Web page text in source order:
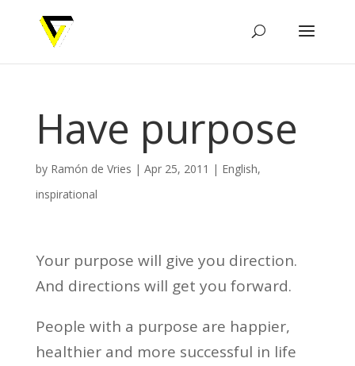
Have purpose
by Ramón de Vries | Apr 25, 2011 | English,
inspirational
Your purpose will give you direction.
And directions will get you forward.
People with a purpose are happier,
healthier and more successful in life